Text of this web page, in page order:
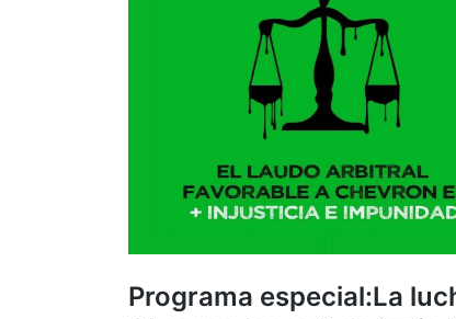
Programa especial:La